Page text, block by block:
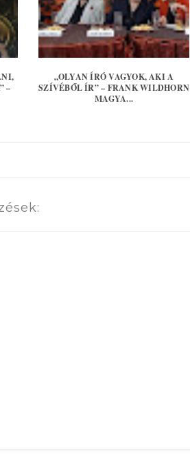
–
„OLYAN ÍRÓ VAGYOK, AKI A
SZÍVÉBŐL ÍR” – FRANK WILDHORN
MAGYA...